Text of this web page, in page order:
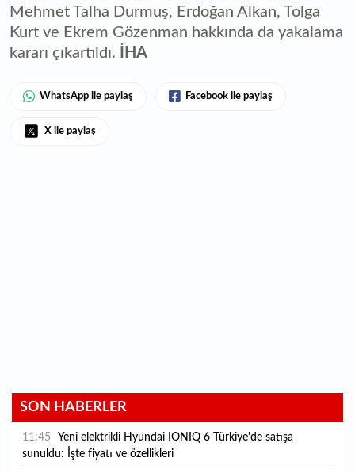
Mehmet Talha Durmuş, Erdoğan Alkan, Tolga
Kurt ve Ekrem Gözenman hakkında da yakalama
kararı çıkartıldı.
İHA
WhatsApp ile paylaş Facebook ile paylaş
X ile paylaş
SON HABERLER
11:45
sunuldu: İşte fiyatı ve özellikleri